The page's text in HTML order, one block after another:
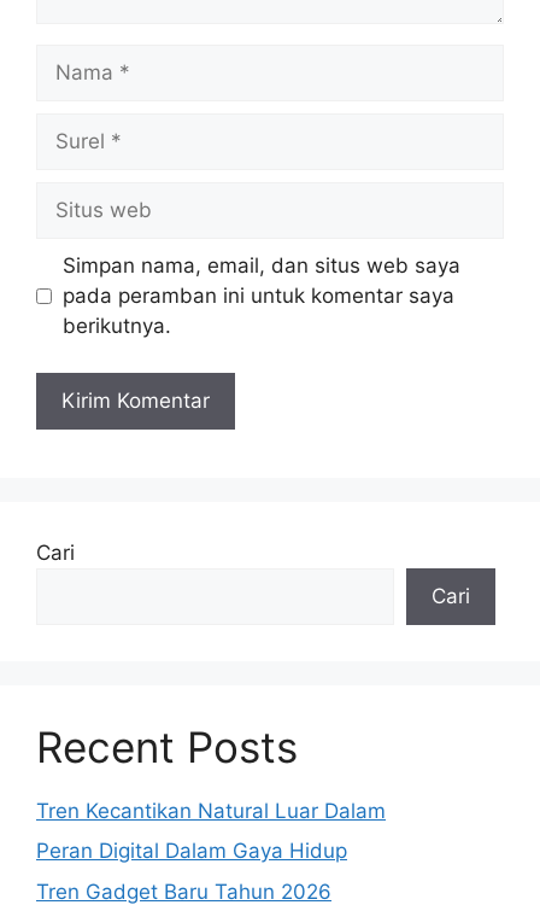
Nama
Surel
Situs
web
Simpan nama, email, dan situs web saya
pada peramban ini untuk komentar saya
berikutnya.
Cari
Cari
Recent Posts
Tren Kecantikan Natural Luar Dalam
Peran Digital Dalam Gaya Hidup
Tren Gadget Baru Tahun 2026